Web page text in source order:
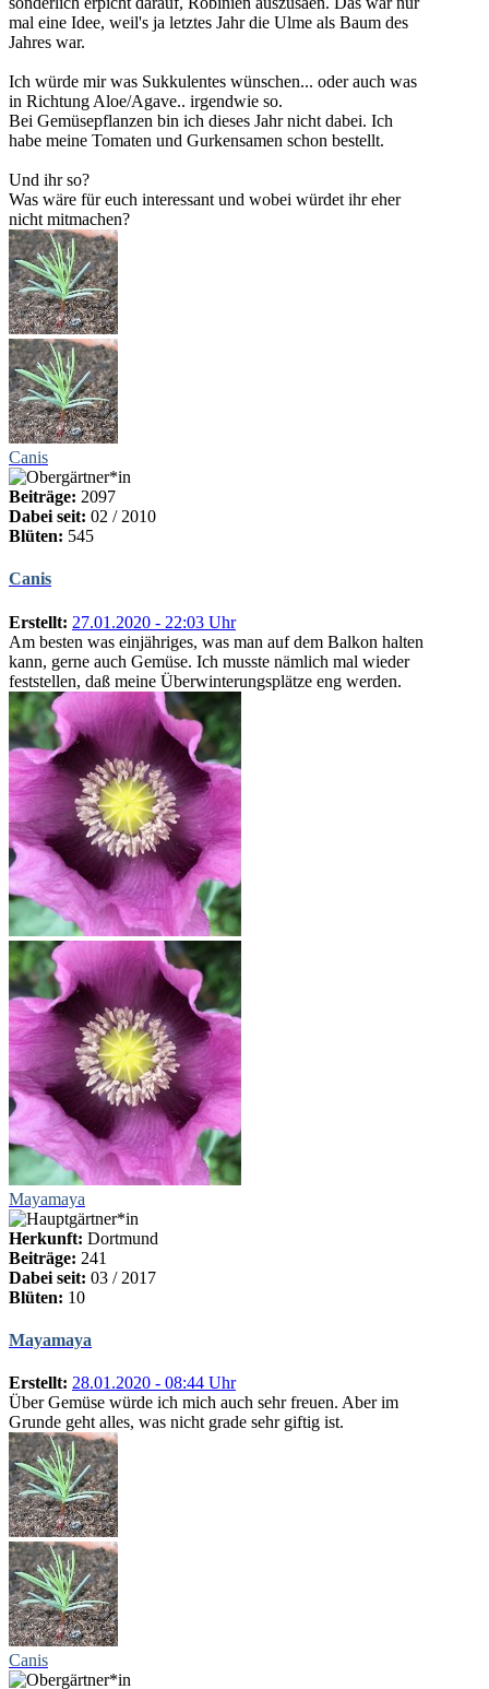
mal eine Idee, weil's ja letztes Jahr die Ulme als Baum des
Jahres war.
Ich würde mir was Sukkulentes wünschen... oder auch was
in Richtung Aloe/Agave.. irgendwie so.
Bei Gemüsepflanzen bin ich dieses Jahr nicht dabei. Ich
habe meine Tomaten und Gurkensamen schon bestellt.
Und ihr so?
Was wäre für euch interessant und wobei würdet ihr eher
nicht mitmachen?
Canis
Beiträge: 2097
Dabei seit: 02 / 2010
Blüten: 545
Canis
Erstellt: 27.01.2020 - 22:03 Uhr
Am besten was einjähriges, was man auf dem Balkon halten
kann, gerne auch Gemüse. Ich musste nämlich mal wieder
feststellen, daß meine Überwinterungsplätze eng werden.
Mayamaya
Herkunft: Dortmund
Beiträge: 241
Dabei seit: 03 / 2017
Blüten: 10
Mayamaya
Erstellt: 28.01.2020 - 08:44 Uhr
Über Gemüse würde ich mich auch sehr freuen. Aber im
Grunde geht alles, was nicht grade sehr giftig ist.
Canis